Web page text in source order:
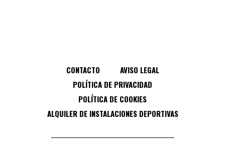
CONTACTO
AVISO LEGAL
POLÍTICA DE PRIVACIDAD
POLÍTICA DE COOKIES
ALQUILER DE INSTALACIONES DEPORTIVAS